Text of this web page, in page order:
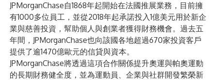
JPMorganChase自1868年起開始在法國推展業務，目前擁
有1000多位員工，並從2018年起承諾投入1億美元用於新企
業與慈善投資，幫助個人與創業者獲得財務機會。過去五
年間，JPMorganChase也向該國各地超過670家投資客戶
提供了逾1470億歐元的信貸與資本。
JPMorganChase將透過這項合作關係提升奧運與帕奧運動
的長期財務健全度，並為運動員、企業與社群開發繁榮新